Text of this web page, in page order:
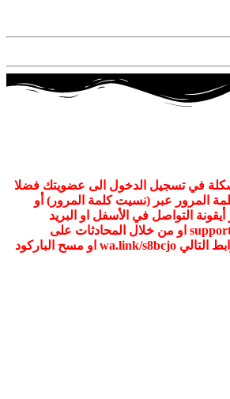
في تسجيل الدخول الى عضويتك فضلا
المرور عبر (نسيت كلمة المرور) أو
أيقونة التواصل في الأسفل او البريد
support@shomoo5.com او من خلال المحادثات على
الواتساب عبر الرابط التالي wa.link/s8bcjo او مسح الباركود